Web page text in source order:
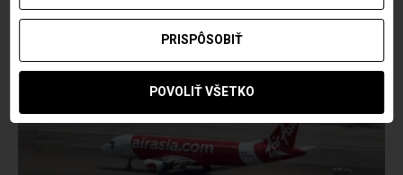
PRISPÔSOBIŤ
POVOLIŤ VŠETKO